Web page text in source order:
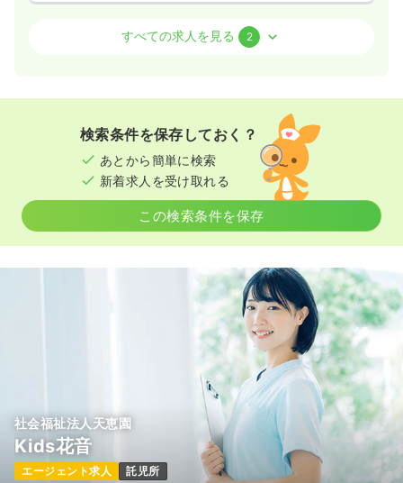
正・准看護師
8:30～17:30
日曜休み
4週8休以上 ブランク可 月給28万円以上可
気になる 詳細を見る
外来正・准看護師
一時募集休止
時給1,400円以上可
気になる 詳細を見る
すべての求人を見る 2
検索条件を保存しておく？
あとから簡単に検索
新着求人を受け取れる
この検索条件を保存
社会福祉法人天恵園
Kids花音
エージェント求人 託児所